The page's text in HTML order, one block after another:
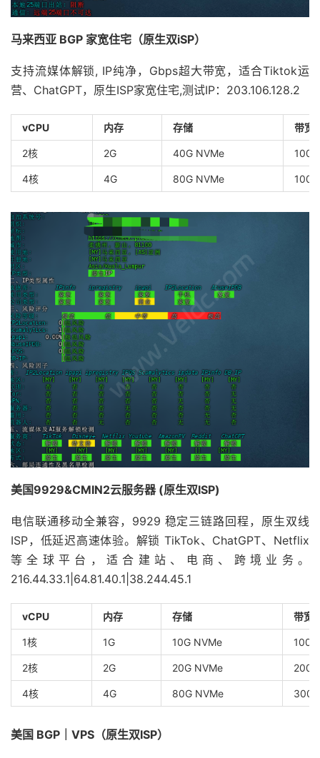
马来西亚 BGP 家宽住宅（原生双iSP）
支持流媒体解锁, IP纯净，Gbps超大带宽，适合Tiktok运
营、ChatGPT，原生ISP家宽住宅,测试IP：203.106.128.2
vCPU 内存 存储 带宽
2核 2G 40G NVMe
4核 4G 80G NVMe
美国9929&CMIN2云服务器 (原生双ISP)
电信联通移动全兼容，9929 稳定三链路回程，原生双线
ISP，低延迟高速体验。解锁 TikTok、ChatGPT、Netflix
等全球平台，适合建站、电商、跨境业务。
216.44.33.1|64.81.40.1|38.244.45.1
vCPU 内存 存储 带宽
1核 1G 10G NVMe
2核 2G 20G NVMe
4核 4G 80G NVMe
美国 BGP｜VPS（原生双ISP）